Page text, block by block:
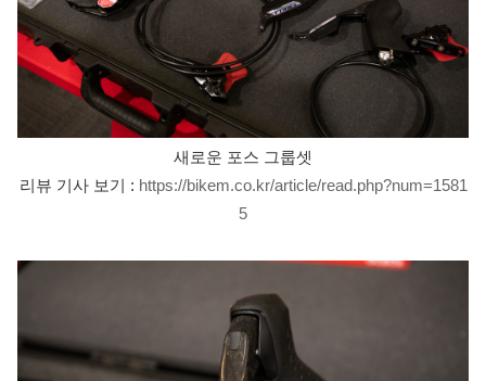
새로운 포스 그룹셋
리뷰 기사 보기 : https://bikem.co.kr/article/read.php?num=1581
5